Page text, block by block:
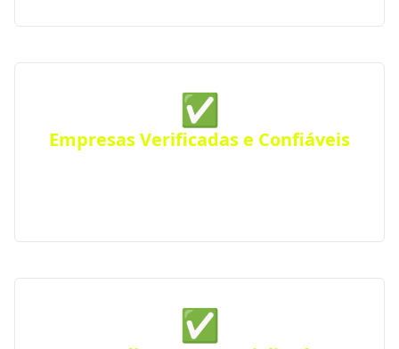
✅
Empresas Verificadas e Confiáveis
✅